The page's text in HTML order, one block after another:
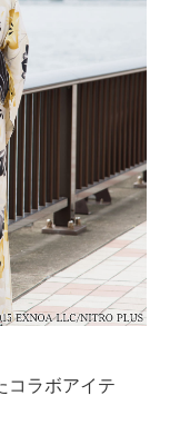
コラボアイテ